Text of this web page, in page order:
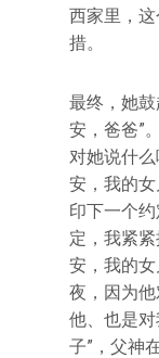
西家里，
措。
最终，她
安，爸爸”
对她说什么
安，我的
印下一个
定，我紧
安，我的女
夜，因为
他、也是
子”，父神